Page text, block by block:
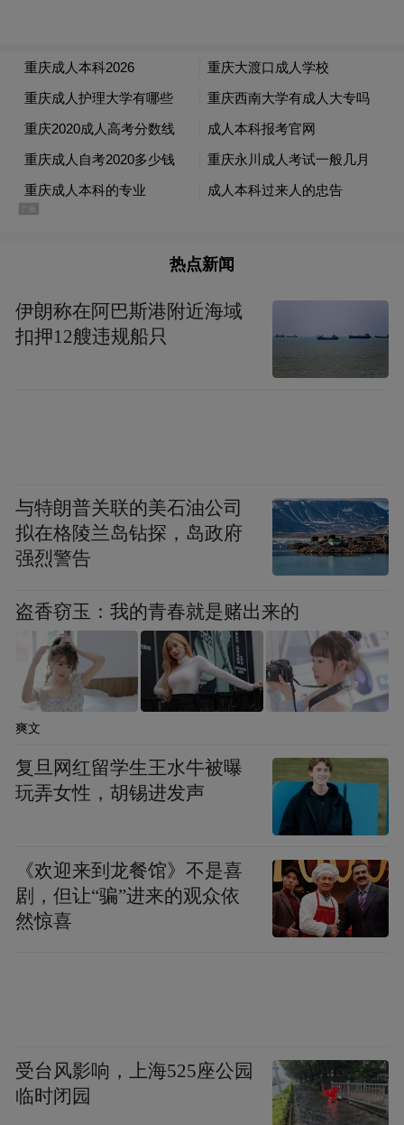
全天五个时段，用户可无门槛参与戳气球互
动，击破气球即有机会赢取丰厚礼品及海量
“活力值”，为节日增添更多惊喜与欢乐。
线下联动：同心共庆二十载，把温暖“送上
在线下，中国人寿充分发挥全国各级机构的
协同优势，集中同向发力，掀起一场覆盖广
泛、氛围热烈的客户节联动浪潮。各地分支
机构紧扣地域文化特色与客户关注热点，融
与此同时，全国系统联动创作形式多样、内
容丰富的短视频与图文作品，广泛征集“我与
客户节的20周年”暖心故事，组织开展“寻找
客户节同龄人”等主题活动，持续放大客户节
的社会声量，生动展现国寿与客户之间跨越
二十年的深情厚谊与温暖陪伴。
迁再启新程
2007年，中国人寿率先在业内创办客户节，
开创了金融保险企业系统性服务回馈的先
河。二十年来，这一专属节日已从单一的线
下感恩活动，逐步发展为覆盖线上线下的全
二十年里，中国人寿围绕客户需求不断拓展
服务边界。线下拥有全国超万家营业网点与
热点新闻
伊朗称在阿巴斯港附近海域
扣押12艘违规船只
与特朗普关联的美石油公司
拟在格陵兰岛钻探，岛政府
强烈警告
盗香窃玉：我的青春就是赌出来的
爽文
复旦网红留学生王水牛被曝
玩弄女性，胡锡进发声
《欢迎来到龙餐馆》不是喜
剧，但让“骗”进来的观众依
然惊喜
受台风影响，上海525座公园
临时闭园